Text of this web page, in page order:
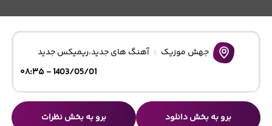
جهش موزیک آهنگ های جدید،ریمیکس جدید
1403/05/01 - ۰۸:۳۵
برو به بخش دانلود برو به بخش نظرات